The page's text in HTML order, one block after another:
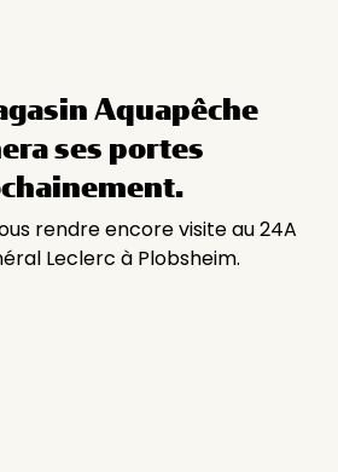
Aquapêche
ses portes
rendre encore visite au 24A
Leclerc à Plobsheim.